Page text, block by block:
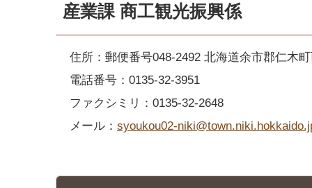
産業課 商工観光振興係
住所：郵便番号048-2492 北海道余市郡仁木
電話番号：0135-32-3951
ファクシミリ：0135-32-2648
メール： syoukou02-